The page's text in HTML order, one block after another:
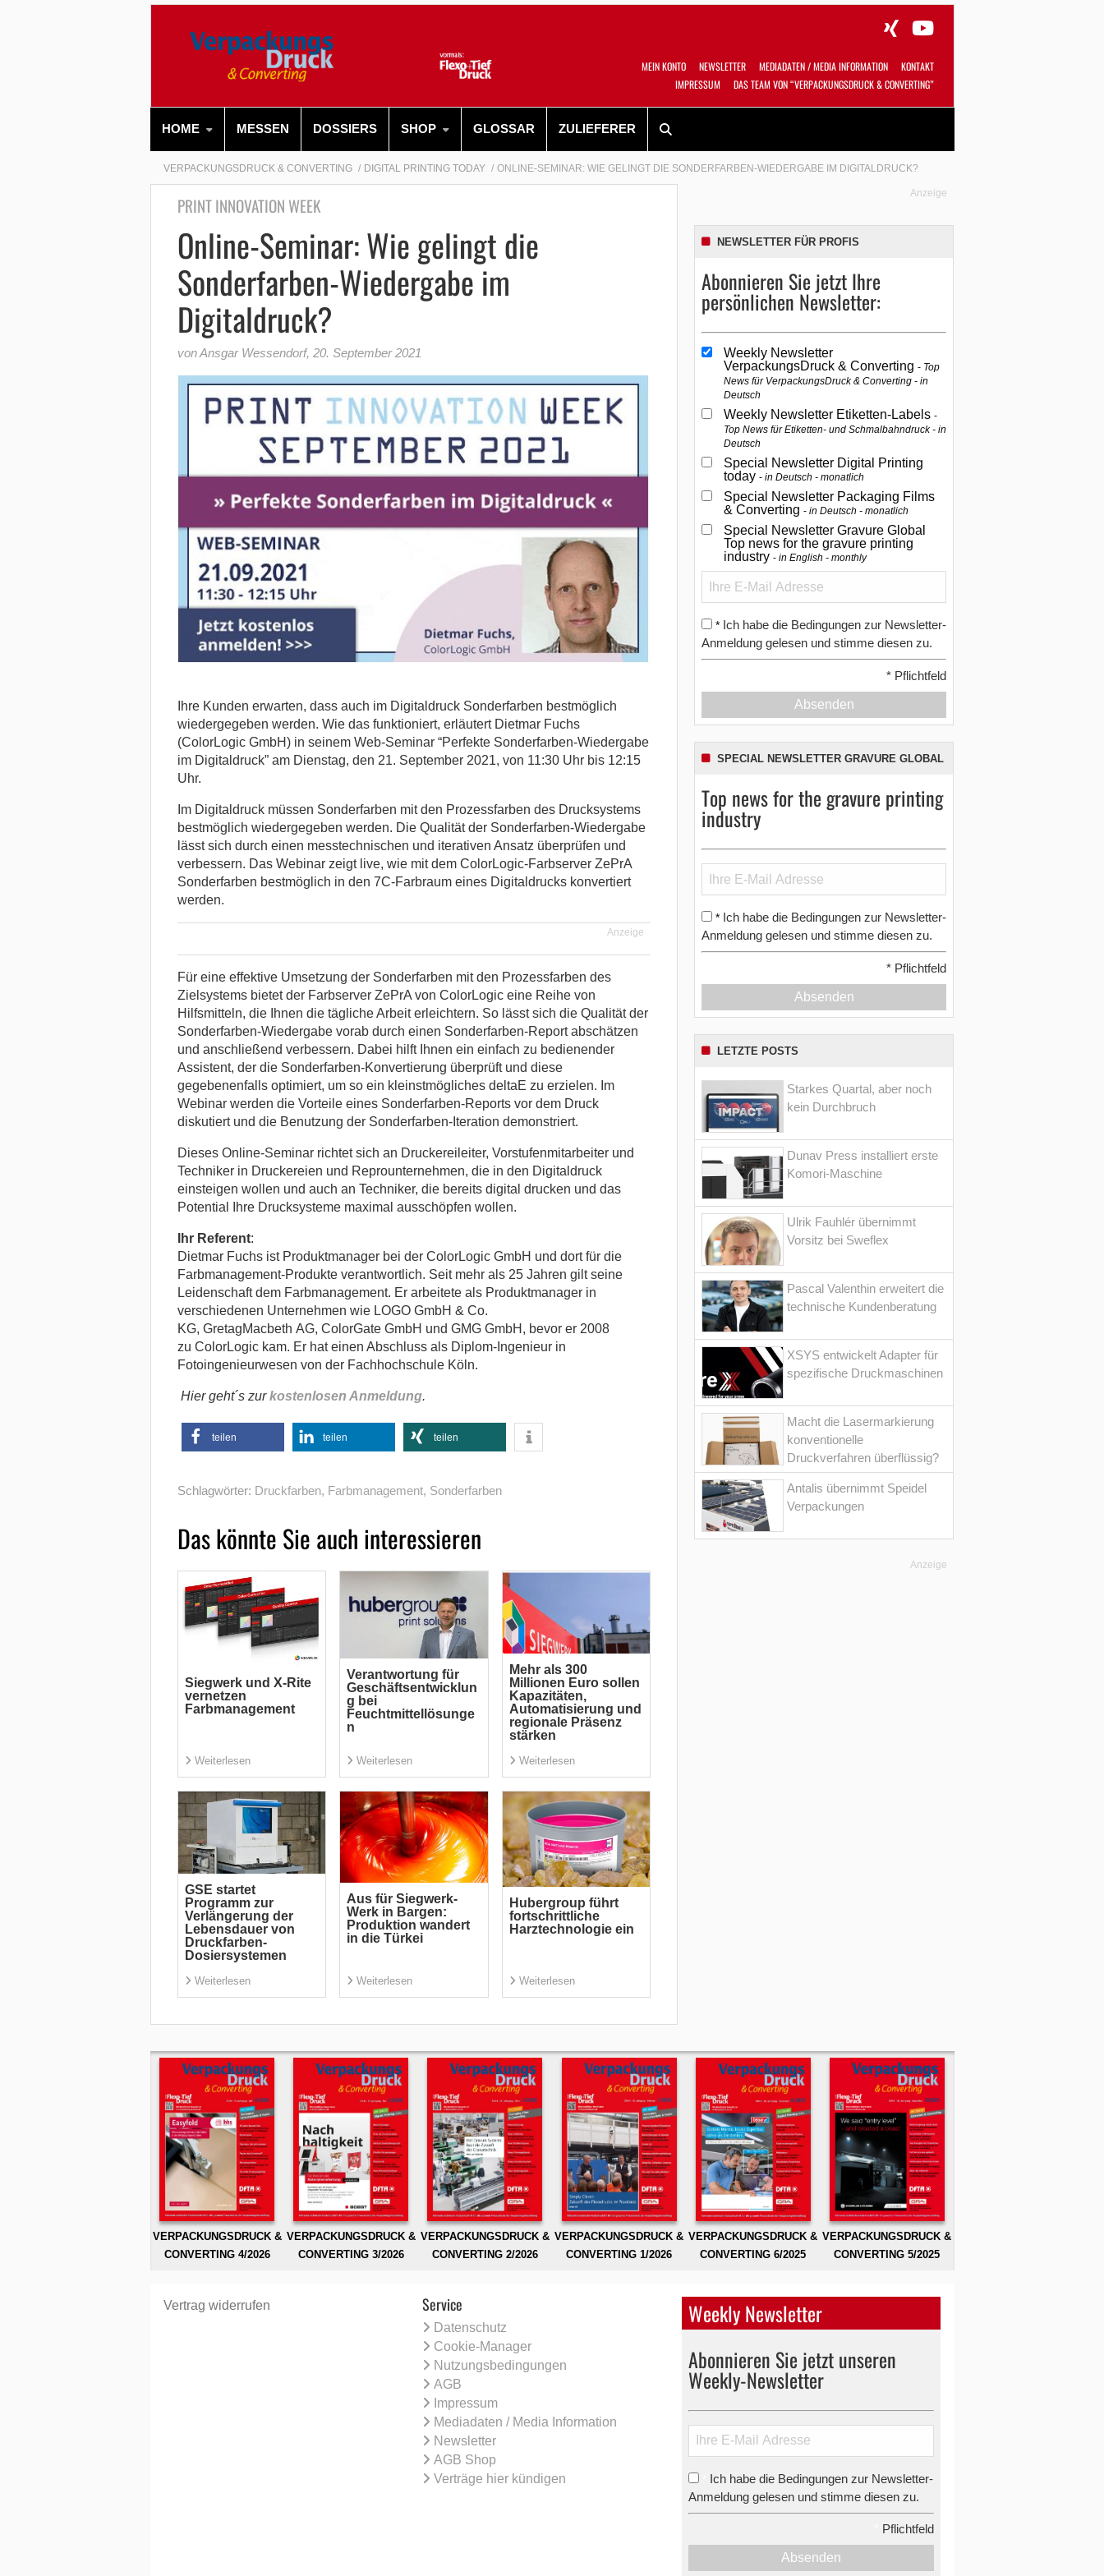
MEIN KONTO NEWSLETTER MEDIADATEN / MEDIA INFORMATION
KONTAKT
IMPRESSUM
DAS TEAM VON “VERPACKUNGSDRUCK & CONVERTING”
HOME MESSEN DOSSIERS SHOP GLOSSAR ZULIEFERER
VERPACKUNGSDRUCK & CONVERTING DIGITAL PRINTING TODAY ONLINE-SEMINAR: WIE GELINGT DIE SONDERFARBEN-WIEDERGABE IM DIGITALDRUCK?
PRINT INNOVATION WEEK
Online-Seminar: Wie gelingt die
Sonderfarben-Wiedergabe im
Digitaldruck?
von Ansgar Wessendorf, 20. September 2021
Ihre Kunden erwarten, dass auch im Digitaldruck Sonderfarben bestmöglich
wiedergegeben werden. Wie das funktioniert, erläutert Dietmar Fuchs
(ColorLogic GmbH) in seinem Web-Seminar “Perfekte Sonderfarben-Wiedergabe
im Digitaldruck” am Dienstag, den 21. September 2021, von 11:30 Uhr bis 12:15
Uhr.
Im Digitaldruck müssen Sonderfarben mit den Prozessfarben des Drucksystems
bestmöglich wiedergegeben werden. Die Qualität der Sonderfarben-Wiedergabe
lässt sich durch einen messtechnischen und iterativen Ansatz überprüfen und
verbessern. Das Webinar zeigt live, wie mit dem ColorLogic-Farbserver ZePrA
Sonderfarben bestmöglich in den 7C-Farbraum eines Digitaldrucks konvertiert
werden.
Anzeige
Für eine effektive Umsetzung der Sonderfarben mit den Prozessfarben des
Zielsystems bietet der Farbserver ZePrA von ColorLogic eine Reihe von
Hilfsmitteln, die Ihnen die tägliche Arbeit erleichtern. So lässt sich die Qualität der
Sonderfarben-Wiedergabe vorab durch einen Sonderfarben-Report abschätzen
und anschließend verbessern. Dabei hilft Ihnen ein einfach zu bedienender
Assistent, der die Sonderfarben-Konvertierung überprüft und diese
gegebenenfalls optimiert, um so ein kleinstmögliches deltaE zu erzielen. Im
Webinar werden die Vorteile eines Sonderfarben-Reports vor dem Druck
diskutiert und die Benutzung der Sonderfarben-Iteration demonstriert.
Dieses Online-Seminar richtet sich an Druckereileiter, Vorstufenmitarbeiter und
Techniker in Druckereien und Reprounternehmen, die in den Digitaldruck
einsteigen wollen und auch an Techniker, die bereits digital drucken und das
Potential Ihre Drucksysteme maximal ausschöpfen wollen.
Ihr Referent:
Dietmar Fuchs ist Produktmanager bei der ColorLogic GmbH und dort für die
Farbmanagement-Produkte verantwortlich. Seit mehr als 25 Jahren gilt seine
Leidenschaft dem Farbmanagement. Er arbeitete als Produktmanager in
verschiedenen Unternehmen wie LOGO GmbH & Co.
KG, GretagMacbeth AG, ColorGate GmbH und GMG GmbH, bevor er 2008
zu ColorLogic kam. Er hat einen Abschluss als Diplom-Ingenieur in
Fotoingenieurwesen von der Fachhochschule Köln.
Hier geht´s zurkostenlosen Anmeldung.
teilen teilen teilen
Schlagwörter: Druckfarben, Farbmanagement, Sonderfarben
Das könnte Sie auch interessieren
Siegwerk und X-Rite
vernetzen
Farbmanagement
Weiterlesen
Verantwortung für
Geschäftsentwicklun
g bei
Feuchtmittellösunge
n
Weiterlesen
Mehr als 300
Millionen Euro sollen
Kapazitäten,
Automatisierung und
regionale Präsenz
stärken
Weiterlesen
GSE startet
Programm zur
Verlängerung der
Lebensdauer von
Druckfarben-
Dosiersystemen
Weiterlesen
Aus für Siegwerk-
Werk in Bargen:
Produktion wandert
in die Türkei
Weiterlesen
Hubergroup führt
fortschrittliche
Harztechnologie ein
Weiterlesen
Anzeige
NEWSLETTER FÜR PROFIS
Abonnieren Sie jetzt Ihre
persönlichen Newsletter:
Weekly Newsletter
VerpackungsDruck & Converting Top
News für VerpackungsDruck & Converting - in
Deutsch
Weekly Newsletter Etiketten-Labels
Top News für Etiketten- und Schmalbahndruck - in
Deutsch
Special Newsletter Digital Printing
today in Deutsch - monatlich
Special Newsletter Packaging Films
& Converting in Deutsch - monatlich
Special Newsletter Gravure Global
Top news for the gravure printing
industry in English - monthly
* Ich habe die Bedingungen zur Newsletter-
Anmeldung gelesen und stimme diesen zu.
* Pflichtfeld
Absenden
SPECIAL NEWSLETTER GRAVURE GLOBAL
Top news for the gravure printing
industry
* Ich habe die Bedingungen zur Newsletter-
Anmeldung gelesen und stimme diesen zu.
* Pflichtfeld
Absenden
LETZTE POSTS
Starkes Quartal, aber noch
kein Durchbruch
Dunav Press installiert erste
Komori-Maschine
Ulrik Fauhlér übernimmt
Vorsitz bei Sweflex
Pascal Valenthin erweitert die
technische Kundenberatung
XSYS entwickelt Adapter für
spezifische Druckmaschinen
Macht die Lasermarkierung
konventionelle
Druckverfahren überflüssig?
Antalis übernimmt Speidel
Verpackungen
Anzeige
VERPACKUNGSDRUCK &
CONVERTING 4/2026
VERPACKUNGSDRUCK &
CONVERTING 3/2026
VERPACKUNGSDRUCK &
CONVERTING 2/2026
VERPACKUNGSDRUCK &
CONVERTING 1/2026
VERPACKUNGSDRUCK &
CONVERTING 6/2025
VERPACKUNGSDRUCK &
CONVERTING 5/2025
Vertrag widerrufen Service
Datenschutz
Cookie-Manager
Nutzungsbedingungen
AGB
Impressum
Mediadaten / Media Information
Newsletter
AGB Shop
Verträge hier kündigen
Weekly Newsletter
Abonnieren Sie jetzt unseren
Weekly-Newsletter
Ich habe die Bedingungen zur Newsletter-
Anmeldung gelesen und stimme diesen zu.
Pflichtfeld
Absenden